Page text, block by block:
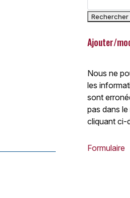
Ajouter/
Nous ne
les
sont
pas dans
cliquant ci-
Formulaire